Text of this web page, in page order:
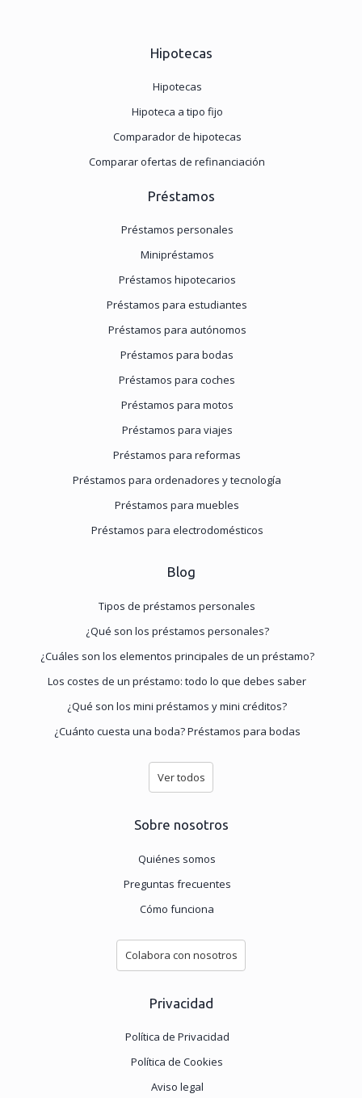
Hipotecas
Hipotecas
Hipoteca a tipo fijo
Comparador de hipotecas
Comparar ofertas de refinanciación
Préstamos
Préstamos personales
Minipréstamos
Préstamos hipotecarios
Préstamos para estudiantes
Préstamos para autónomos
Préstamos para bodas
Préstamos para coches
Préstamos para motos
Préstamos para viajes
Préstamos para reformas
Préstamos para ordenadores y tecnología
Préstamos para muebles
Préstamos para electrodomésticos
Blog
Tipos de préstamos personales
¿Qué son los préstamos personales?
¿Cuáles son los elementos principales de un préstamo?
Los costes de un préstamo: todo lo que debes saber
¿Qué son los mini préstamos y mini créditos?
¿Cuánto cuesta una boda? Préstamos para bodas
Ver todos
Sobre nosotros
Quiénes somos
Preguntas frecuentes
Cómo funciona
Colabora con nosotros
Privacidad
Política de Privacidad
Política de Cookies
Aviso legal